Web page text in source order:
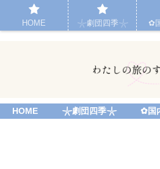
HOME 𓇼劇団四季𓇼 ✿国
HOME 𓇼劇団四季𓇼 ✿